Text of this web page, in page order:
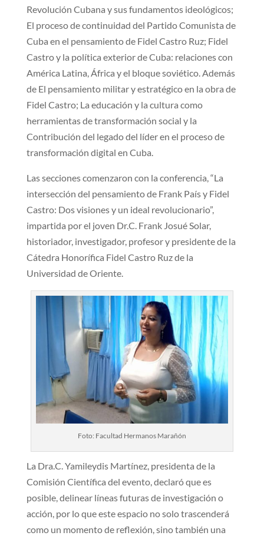
Revolución Cubana y sus fundamentos ideológicos;
El proceso de continuidad del Partido Comunista de
Cuba en el pensamiento de Fidel Castro Ruz; Fidel
Castro y la política exterior de Cuba: relaciones con
América Latina, África y el bloque soviético. Además
de El pensamiento militar y estratégico en la obra de
Fidel Castro; La educación y la cultura como
herramientas de transformación social y la
Contribución del legado del líder en el proceso de
transformación digital en Cuba.
Las secciones comenzaron con la conferencia, “La
intersección del pensamiento de Frank País y Fidel
Castro: Dos visiones y un ideal revolucionario”,
impartida por el joven Dr.C. Frank Josué Solar,
historiador, investigador, profesor y presidente de la
Cátedra Honorífica Fidel Castro Ruz de la
Universidad de Oriente.
Foto: Facultad Hermanos Marañón
La Dra.C. Yamileydis Martínez, presidenta de la
Comisión Científica del evento, declaró que es
posible, delinear líneas futuras de investigación o
acción, por lo que este espacio no solo trascenderá
como un momento de reflexión, sino también una